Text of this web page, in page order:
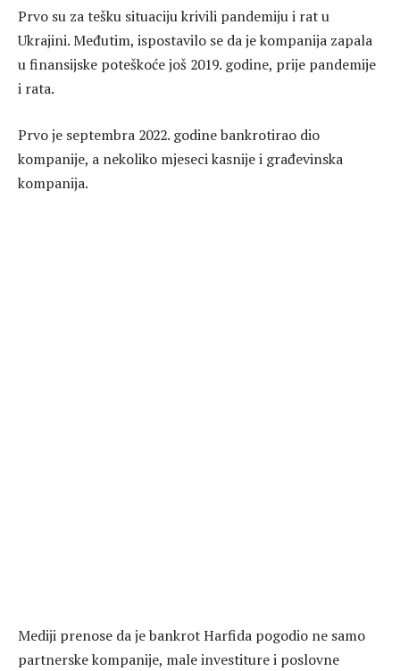
Prvo su za tešku situaciju krivili pandemiju i rat u
Ukrajini. Međutim, ispostavilo se da je kompanija zapala
u finansijske poteškoće još 2019. godine, prije pandemije
i rata.
Prvo je septembra 2022. godine bankrotirao dio
kompanije, a nekoliko mjeseci kasnije i građevinska
kompanija.
Mediji prenose da je bankrot Harfida pogodio ne samo
partnerske kompanije, male investiture i poslovne